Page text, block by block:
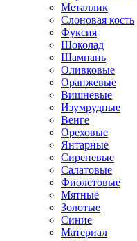
Металлик
Слоновая кость
Фуксия
Шоколад
Шампань
Оливковые
Оранжевые
Вишневые
Изумрудные
Венге
Ореховые
Янтарные
Сиреневые
Салатовые
Фиолетовые
Мятные
Золотые
Синие
Материал